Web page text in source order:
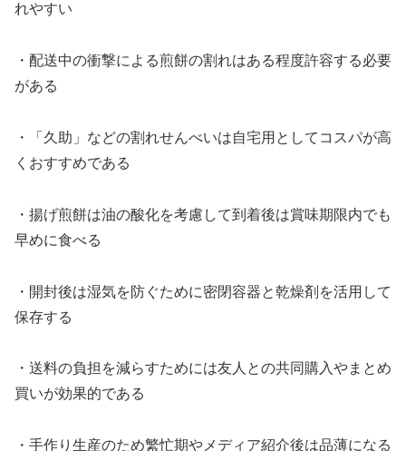
れやすい
・配送中の衝撃による煎餅の割れはある程度許容する必要
がある
・「久助」などの割れせんべいは自宅用としてコスパが高
くおすすめである
・揚げ煎餅は油の酸化を考慮して到着後は賞味期限内でも
早めに食べる
・開封後は湿気を防ぐために密閉容器と乾燥剤を活用して
保存する
・送料の負担を減らすためには友人との共同購入やまとめ
買いが効果的である
・手作り生産のため繁忙期やメディア紹介後は品薄になる